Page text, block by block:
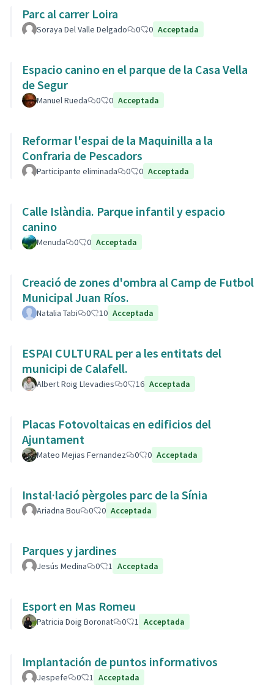
Parc al carrer Loira
Soraya Del Valle Delgado 0 0 Acceptada
Espacio canino en el parque de la Casa Vella
de Segur
Manuel Rueda 0 0 Acceptada
Reformar l'espai de la Maquinilla a la
Confraria de Pescadors
Participante eliminada 0 0 Acceptada
Calle Islàndia. Parque infantil y espacio
canino
Menuda 0 0 Acceptada
Creació de zones d'ombra al Camp de Futbol
Municipal Juan Ríos.
Natalia Tabi 0 10 Acceptada
ESPAI CULTURAL per a les entitats del
municipi de Calafell.
Albert Roig Llevadies 0 16 Acceptada
Placas Fotovoltaicas en edificios del
Ajuntament
Mateo Mejias Fernandez 0 0 Acceptada
Instal·lació pèrgoles parc de la Sínia
Ariadna Bou 0 0 Acceptada
Parques y jardines
Jesús Medina 0 1 Acceptada
Esport en Mas Romeu
Patricia Doig Boronat 0 1 Acceptada
Implantación de puntos informativos
Jespefe 0 1 Acceptada